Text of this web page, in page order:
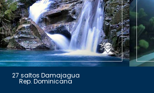
27 saltos Damajagua
Rep. Dominicana